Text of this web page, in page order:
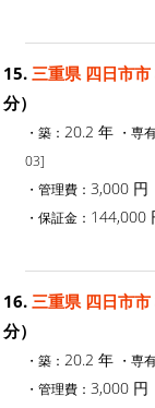
15. 三重県 四日市
分）
・築： 20.2 年 ・専
03]
・管理費： 3,000 円
・保証金： 144,000
16. 三重県 四日市
分）
・築： 20.2 年 ・専
・管理費： 3,000 円